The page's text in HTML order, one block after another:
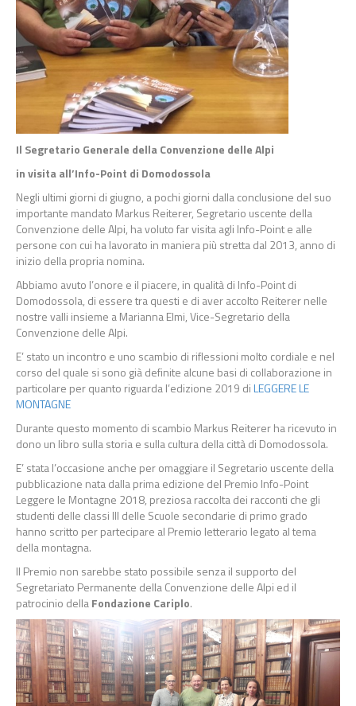
Il Segretario Generale della Convenzione delle Alpi
in visita all’Info-Point di Domodossola
Negli ultimi giorni di giugno, a pochi giorni dalla conclusione del suo
importante mandato Markus Reiterer, Segretario uscente della
Convenzione delle Alpi, ha voluto far visita agli Info-Point e alle
persone con cui ha lavorato in maniera più stretta dal 2013, anno di
inizio della propria nomina.
Abbiamo avuto l’onore e il piacere, in qualità di Info-Point di
Domodossola, di essere tra questi e di aver accolto Reiterer nelle
nostre valli insieme a Marianna Elmi, Vice-Segretario della
Convenzione delle Alpi.
E’ stato un incontro e uno scambio di riflessioni molto cordiale e nel
corso del quale si sono già definite alcune basi di collaborazione in
particolare per quanto riguarda l’edizione 2019 diLEGGERE LE
MONTAGNE
Durante questo momento di scambio Markus Reiterer ha ricevuto in
dono un libro sulla storia e sulla cultura della città di Domodossola.
E’ stata l’occasione anche per omaggiare il Segretario uscente della
pubblicazione nata dalla prima edizione del Premio Info-Point
Leggere le Montagne 2018, preziosa raccolta dei racconti che gli
studenti delle classi III delle Scuole secondarie di primo grado
hanno scritto per partecipare al Premio letterario legato al tema
della montagna.
Il Premio non sarebbe stato possibile senza il supporto del
Segretariato Permanente della Convenzione delle Alpi ed il
patrocinio dellaFondazione Cariplo.